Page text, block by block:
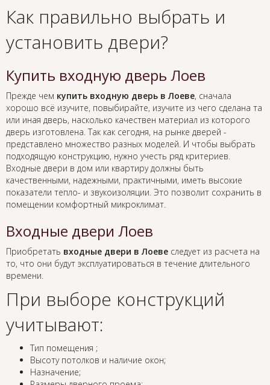
Как правильно выбрать и
установить двери?
Купить входную дверь Лоев
Прежде чем купить входную дверь в Лоеве, сначала
хорошо всё изучите, повыбирайте, изучите из чего сделана та
или иная дверь, насколько качествен материал из которого
дверь изготовлена. Так как сегодня, на рынке дверей -
представлено множество разных моделей. И чтобы выбрать
подходящую конструкцию, нужно учесть ряд критериев.
Входные двери в дом или квартиру должны быть
качественными, надежными, практичными, иметь высокие
показатели тепло- и звукоизоляции. Это позволит сохранить в
помещении комфортный микроклимат.
Входные двери Лоев
Приобретать входные двери в Лоеве следует из расчета на
то, что они будут эксплуатироваться в течение длительного
времени.
При выборе конструкций
учитывают:
Тип помещения ;
Высоту потолков и наличие окон;
Назначение;